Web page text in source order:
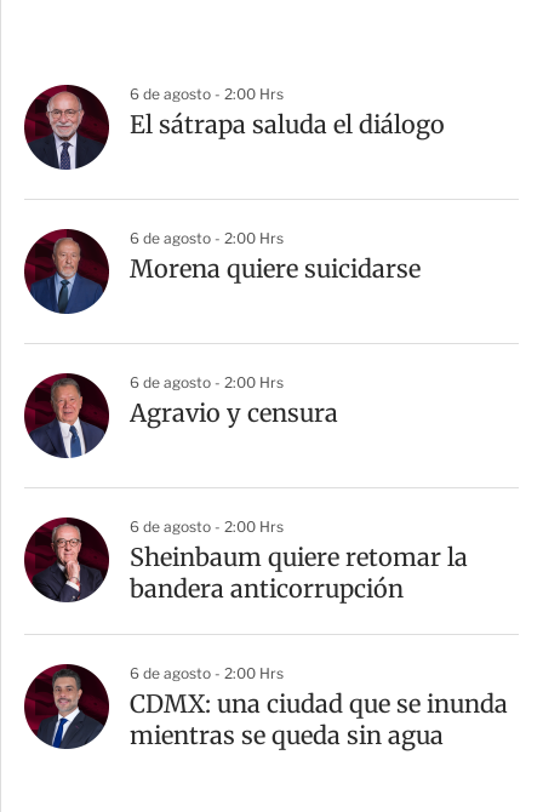
6 de agosto - 2:00 Hrs
El sátrapa saluda el diálogo
6 de agosto - 2:00 Hrs
Morena quiere suicidarse
6 de agosto - 2:00 Hrs
Agravio y censura
6 de agosto - 2:00 Hrs
Sheinbaum quiere retomar la
bandera anticorrupción
6 de agosto - 2:00 Hrs
CDMX: una ciudad que se inunda
mientras se queda sin agua